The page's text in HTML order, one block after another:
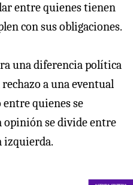
entre quienes tienen
con sus obligaciones.
una diferencia política
a una eventual
quienes se
opinión se divide entre
izquierda.